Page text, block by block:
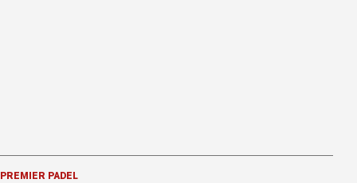
PREMIER PÁDEL